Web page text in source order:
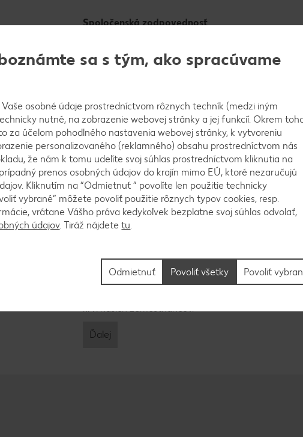
ste na
na
Spoločenská zodpovednosť
Slovenský Červený kríž
Partnerom SČK sme už od roku 2014. Naša
pomoci pre ľudí v núdzi, podporu podujatí a aktivít
Ďalej
sa s tým, ako spracúvame
osobné údaje prostredníctvom rôznych techník (medzi iným
nutné, na zobrazenie webovej stránky a jej funkcií. Okrem
za účelom pohodlného nastavenia webovej stránky, k vytvoreniu
personalizovaného (reklamného) obsahu prostredníctvom nás
že nám k tomu udelíte svoj súhlas prostredníctvom kliknutia na
prenos osobných údajov do krajín mimo EÚ, ktoré nezaručujú
Kliknutím na “Odmietnuť ” povolíte len použitie technicky
vybrané” môžete povoliť použitie rôznych typov cookies, resp.
vrátane Vášho práva kedykoľvek bezplatne svoj súhlas odvolať,
údajov. Tiráž nájdetetu.
Povoliť
Odmietnuť Povoliť všetky